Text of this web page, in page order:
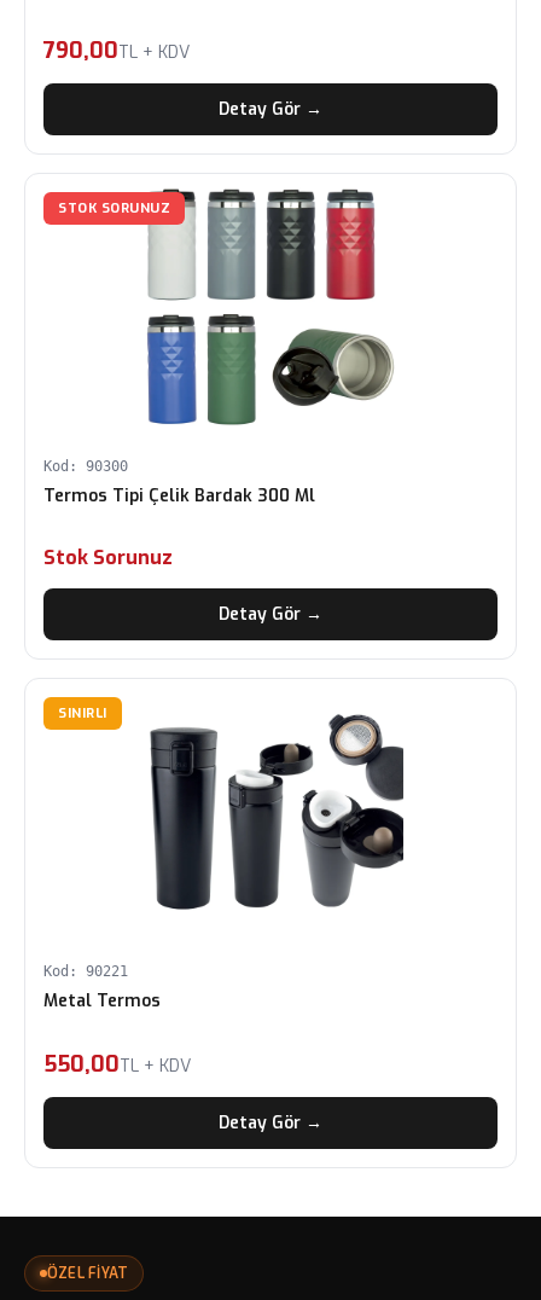
790,00TL + KDV
Detay Gör →
STOK SORUNUZ
Kod: 90300
Termos Tipi Çelik Bardak 300 Ml
Stok Sorunuz
Detay Gör →
SINIRLI
Kod: 90221
Metal Termos
550,00TL + KDV
Detay Gör →
ÖZEL FİYAT